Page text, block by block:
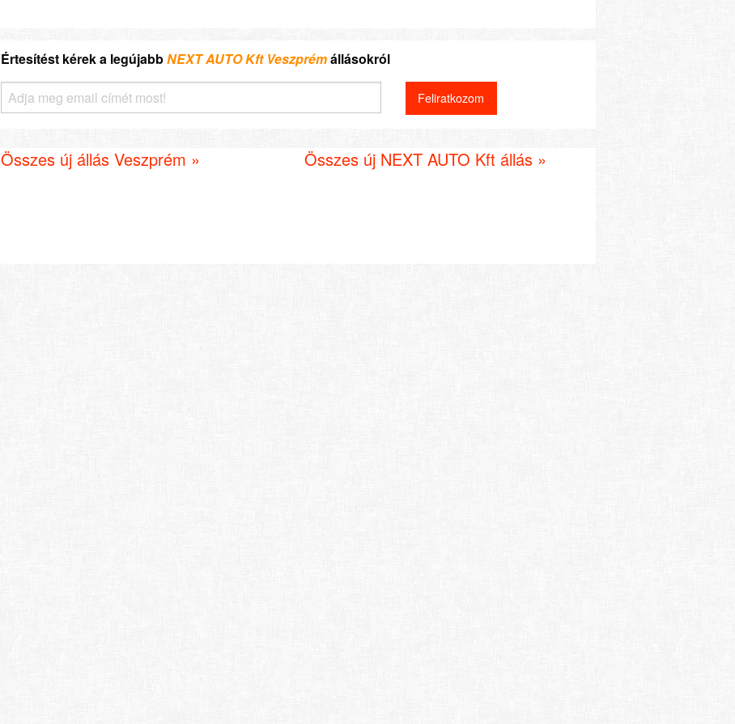
Értesítést kérek a legújabbNEXT AUTO Kft Veszprémállásokról
Összes új állás Veszprém » Összes új NEXT AUTO Kft állás »